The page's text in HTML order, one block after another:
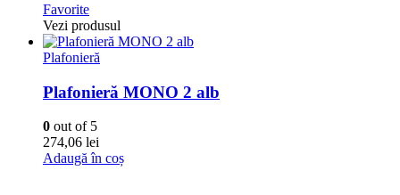
Favorite
Vezi produsul
Plafonieră
Plafonieră MONO 2 alb
0 out of 5
274,06 lei
Adaugă în coș